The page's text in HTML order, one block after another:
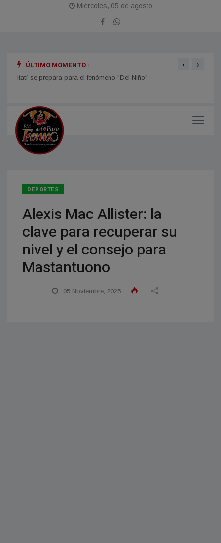
Miércoles, 05 de agosto
ÚLTIMO MOMENTO :
Itatí se prepara para el fenómeno "Del Niño"
‹ ›
DEPORTES
Alexis Mac Allister: la
clave para recuperar su
nivel y el consejo para
Mastantuono
05 Noviembre, 2025